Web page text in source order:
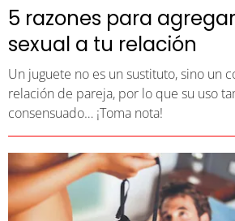
5 razones para
sexual a tu relación
Un juguete no es un sustituto, sino un
relación de pareja, por lo que su uso
consensuado… ¡Toma nota!